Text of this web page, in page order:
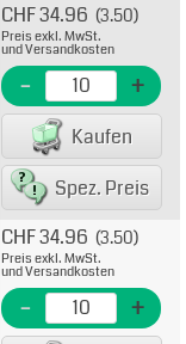
Typ:
EME
CHF 34.96 (3.50)
Preis exkl. MwSt.
und Versandkosten
- +
Kaufen
Spez. Preis
Typ:
EME
CHF 34.96 (3.50)
Preis exkl. MwSt.
und Versandkosten
- +